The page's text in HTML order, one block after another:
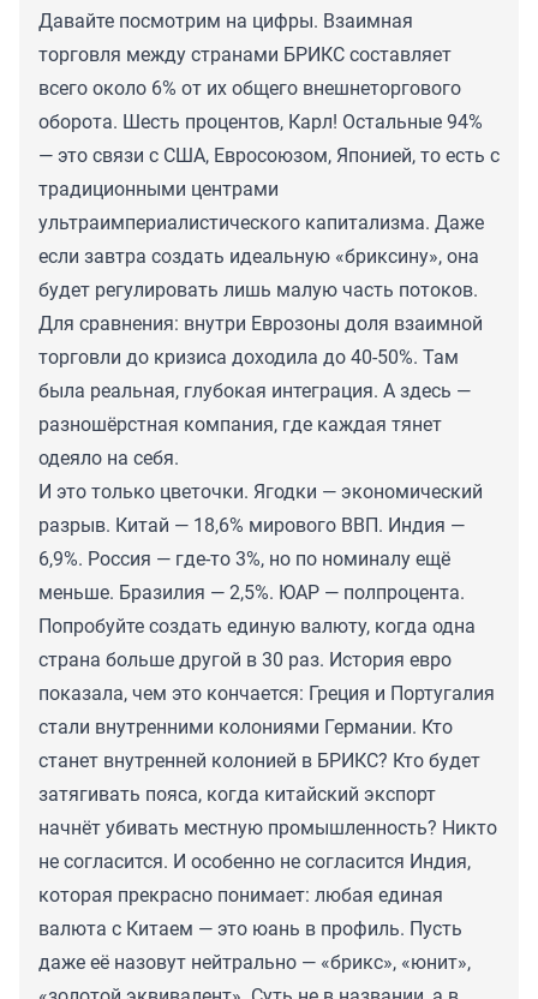
Давайте посмотрим на цифры. Взаимная
торговля между странами БРИКС составляет
всего около 6% от их общего внешнеторгового
оборота. Шесть процентов, Карл! Остальные 94%
— это связи с США, Евросоюзом, Японией, то есть с
традиционными центрами
ультраимпериалистического капитализма. Даже
если завтра создать идеальную «бриксину», она
будет регулировать лишь малую часть потоков.
Для сравнения: внутри Еврозоны доля взаимной
торговли до кризиса доходила до 40-50%. Там
была реальная, глубокая интеграция. А здесь —
разношёрстная компания, где каждая тянет
одеяло на себя.
И это только цветочки. Ягодки — экономический
разрыв. Китай — 18,6% мирового ВВП. Индия —
6,9%. Россия — где-то 3%, но по номиналу ещё
меньше. Бразилия — 2,5%. ЮАР — полпроцента.
Попробуйте создать единую валюту, когда одна
страна больше другой в 30 раз. История евро
показала, чем это кончается: Греция и Португалия
стали внутренними колониями Германии. Кто
станет внутренней колонией в БРИКС? Кто будет
затягивать пояса, когда китайский экспорт
начнёт убивать местную промышленность? Никто
не согласится. И особенно не согласится Индия,
которая прекрасно понимает: любая единая
валюта с Китаем — это юань в профиль. Пусть
даже её назовут нейтрально — «брикс», «юнит»,